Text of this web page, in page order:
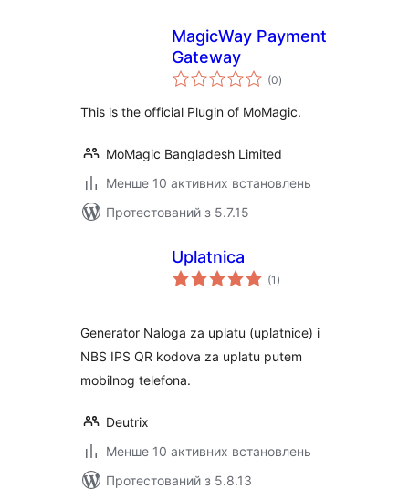
MagicWay Payment
Gateway
(0загальний
рейтинг
)
This is the official Plugin of MoMagic.
MoMagic Bangladesh Limited
Менше 10 активних встановлень
Протестований з 5.7.15
Uplatnica
(1 загальний
рейтинг
)
Generator Naloga za uplatu (uplatnice) i
NBS IPS QR kodova za uplatu putem
mobilnog telefona.
Deutrix
Менше 10 активних встановлень
Протестований з 5.8.13